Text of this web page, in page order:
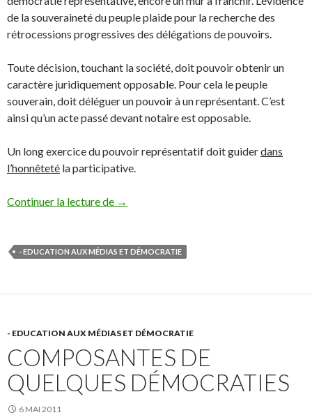
de la souveraineté du peuple plaide pour la recherche des
rétrocessions progressives des délégations de pouvoirs.
Toute décision, touchant la société, doit pouvoir obtenir un
caractère juridiquement opposable. Pour cela le peuple
souverain, doit déléguer un pouvoir à un représentant. C’est
ainsi qu’un acte passé devant notaire est opposable.
Un long exercice du pouvoir représentatif doit guiderdans
l’honnêteté la participative.
Continuer la lecture de Comparaisons entre la démocratie
→
- EDUCATION AUX MÉDIAS ET DÉMOCRATIE
- EDUCATION AUX MÉDIAS ET DÉMOCRATIE
COMPOSANTES DE
QUELQUES DÉMOCRATIES
6 MAI 2011